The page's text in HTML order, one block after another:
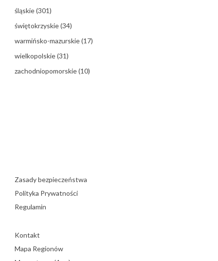
śląskie(301)
świętokrzyskie(34)
warmińsko-mazurskie(17)
wielkopolskie(31)
zachodniopomorskie(10)
Zasady bezpieczeństwa
Polityka Prywatności
Regulamin
Kontakt
Mapa Regionów